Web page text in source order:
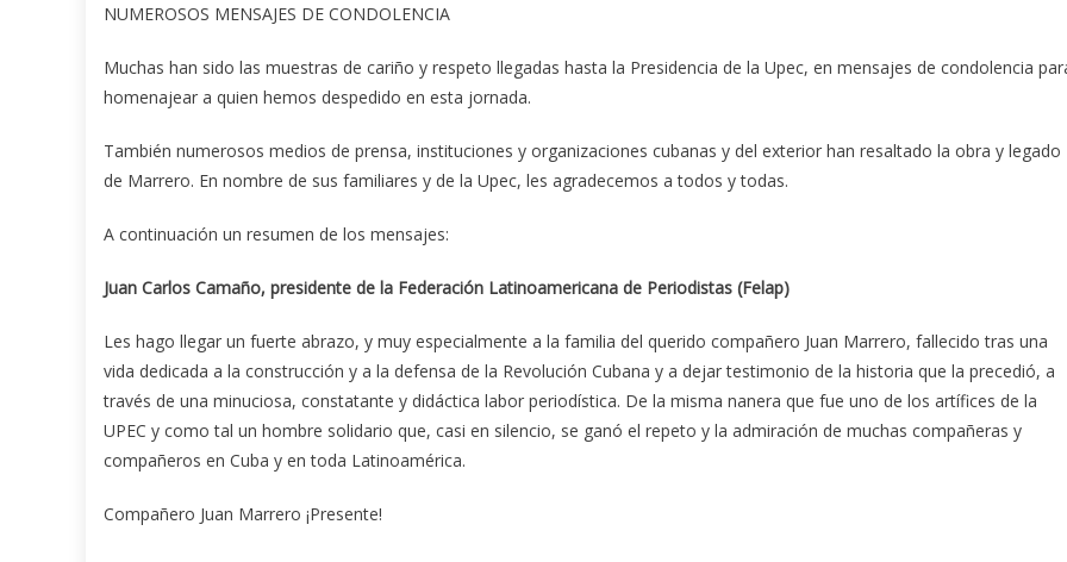
NUMEROSOS MENSAJES DE CONDOLENCIA
Muchas han sido las muestras de cariño y respeto llegadas hasta la Presidencia de la Upec, en mensajes de condolencia
homenajear a quien hemos despedido en esta jornada.
También numerosos medios de prensa, instituciones y organizaciones cubanas y del exterior han resaltado la obra y legado
de Marrero. En nombre de sus familiares y de la Upec, les agradecemos a todos y todas.
A continuación un resumen de los mensajes:
Juan Carlos Camaño, presidente de la Federación Latinoamericana de Periodistas (Felap)
Les hago llegar un fuerte abrazo, y muy especialmente a la familia del querido compañero Juan Marrero, fallecido tras una
vida dedicada a la construcción y a la defensa de la Revolución Cubana y a dejar testimonio de la historia que la precedió, a
través de una minuciosa, constatante y didáctica labor periodística. De la misma nanera que fue uno de los artífices de la
UPEC y como tal un hombre solidario que, casi en silencio, se ganó el repeto y la admiración de muchas compañeras y
compañeros en Cuba y en toda Latinoamérica.
Compañero Juan Marrero ¡Presente!